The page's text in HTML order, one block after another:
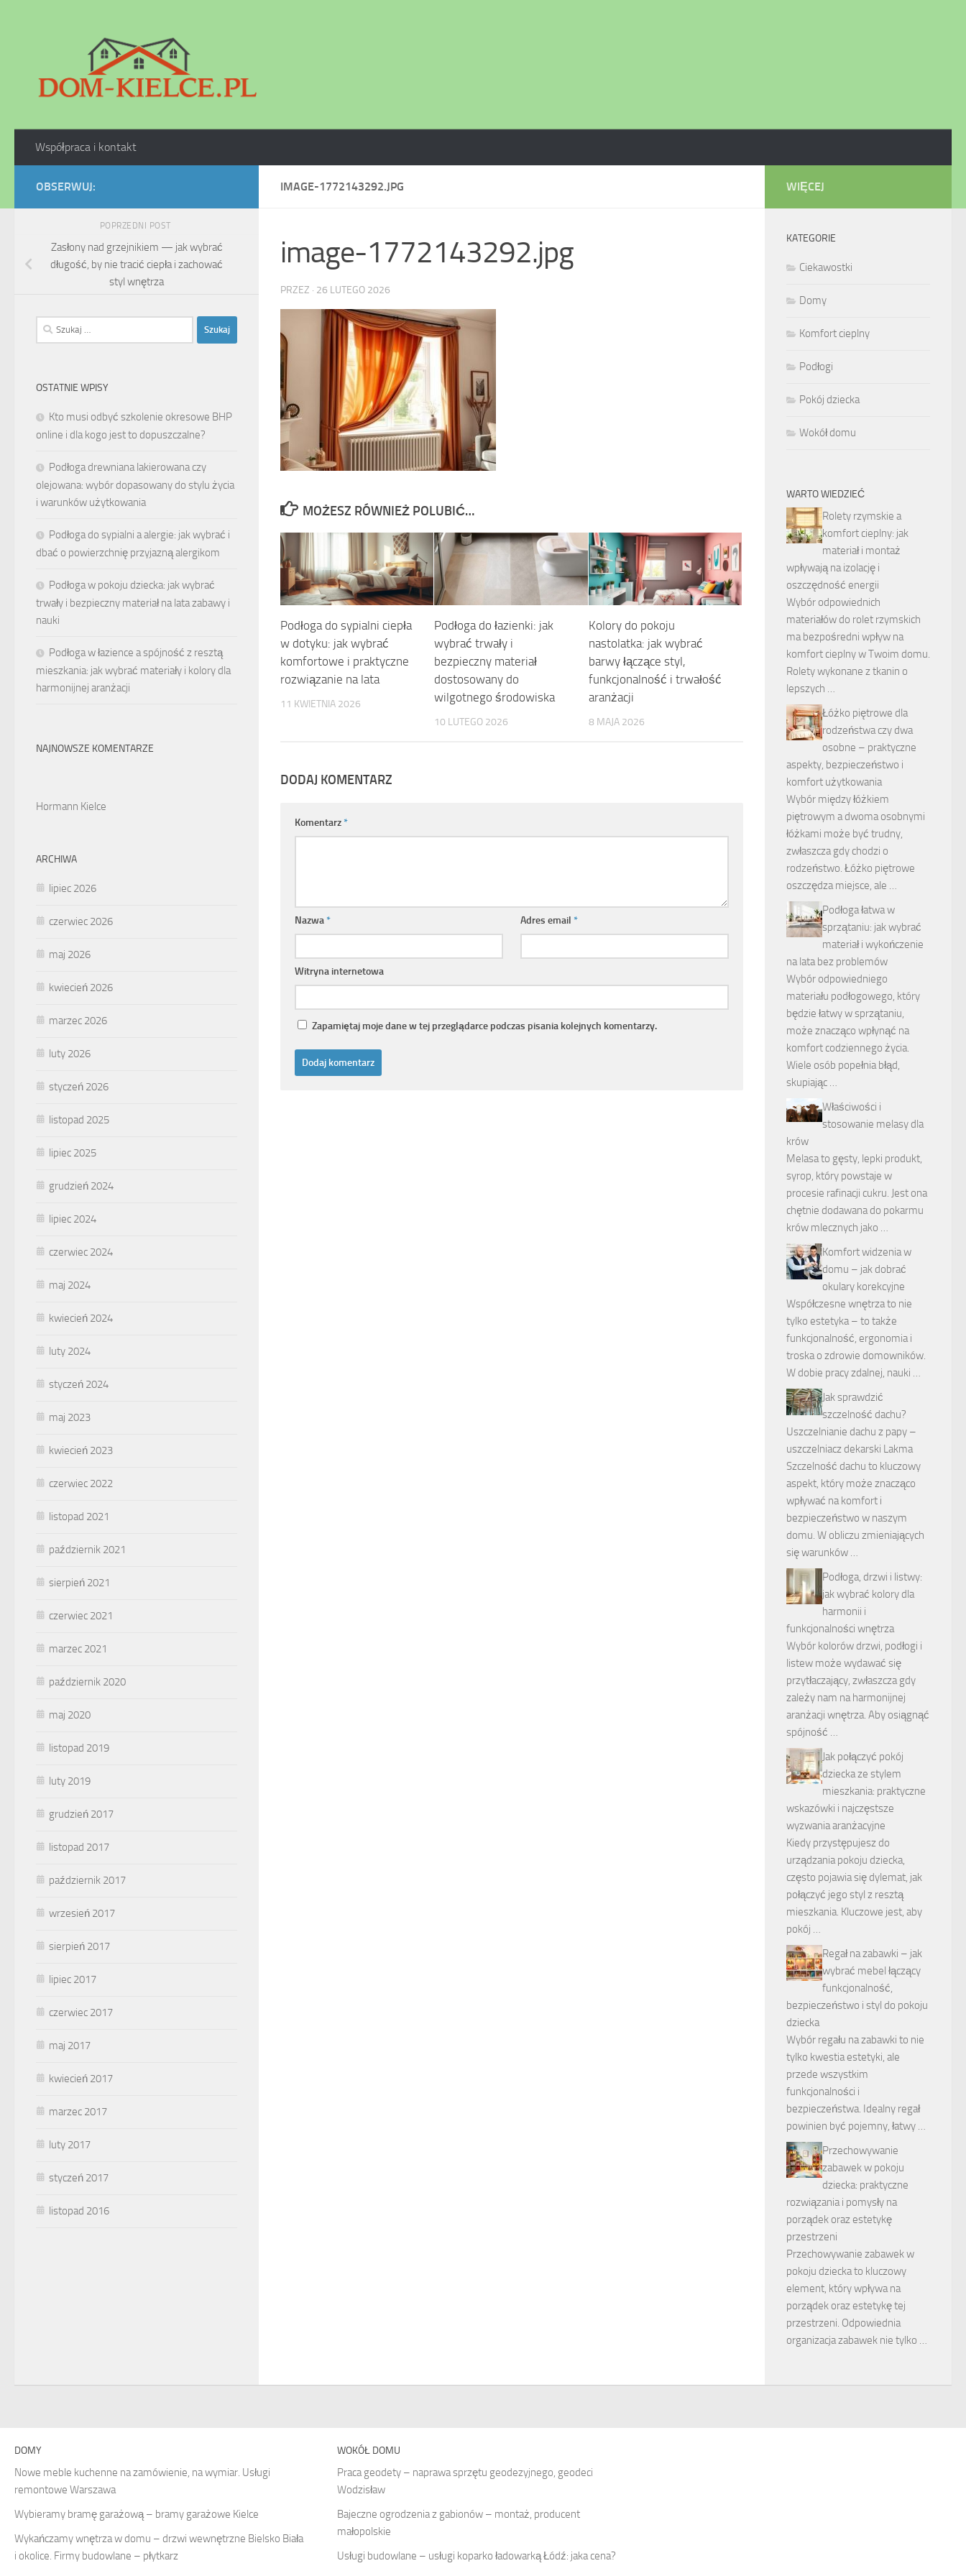
Współpraca i kontakt
IMAGE-1772143292.JPG
image-1772143292.jpg
PRZEZ · 26 LUTEGO 2026
MOŻESZ RÓWNIEŻ POLUBIĆ…
Podłoga do sypialni ciepła
w dotyku: jak wybrać
komfortowe i praktyczne
rozwiązanie na lata
11 KWIETNIA 2026
Podłoga do łazienki: jak
wybrać trwały i
bezpieczny materiał
dostosowany do
wilgotnego środowiska
10 LUTEGO 2026
Kolory do pokoju
nastolatka: jak wybrać
barwy łączące styl,
funkcjonalność i trwałość
aranżacji
8 MAJA 2026
DODAJ KOMENTARZ
Komentarz*
Nazwa* Adres email*
Witryna internetowa
Zapamiętaj moje dane w tej przeglądarce podczas pisania kolejnych komentarzy.
OBSERWUJ:
POPRZEDNI POST
Zasłony nad grzejnikiem — jak wybrać
długość, by nie tracić ciepła i zachować
styl wnętrza
Szukaj:
OSTATNIE WPISY
Kto musi odbyć szkolenie okresowe BHP
online i dla kogo jest to dopuszczalne?
Podłoga drewniana lakierowana czy
olejowana: wybór dopasowany do stylu życia
i warunków użytkowania
Podłoga do sypialni a alergie: jak wybrać i
dbać o powierzchnię przyjazną alergikom
Podłoga w pokoju dziecka: jak wybrać
trwały i bezpieczny materiał na lata zabawy i
nauki
Podłoga w łazience a spójność z resztą
mieszkania: jak wybrać materiały i kolory dla
harmonijnej aranżacji
NAJNOWSZE KOMENTARZE
Hormann Kielce
ARCHIWA
lipiec 2026
czerwiec 2026
maj 2026
kwiecień 2026
marzec 2026
luty 2026
styczeń 2026
listopad 2025
lipiec 2025
grudzień 2024
lipiec 2024
czerwiec 2024
maj 2024
kwiecień 2024
luty 2024
styczeń 2024
maj 2023
kwiecień 2023
czerwiec 2022
listopad 2021
październik 2021
sierpień 2021
czerwiec 2021
marzec 2021
październik 2020
maj 2020
listopad 2019
luty 2019
grudzień 2017
listopad 2017
październik 2017
wrzesień 2017
sierpień 2017
lipiec 2017
czerwiec 2017
maj 2017
kwiecień 2017
marzec 2017
luty 2017
styczeń 2017
listopad 2016
WIĘCEJ
KATEGORIE
Ciekawostki
Domy
Komfort cieplny
Podłogi
Pokój dziecka
Wokół domu
WARTO WIEDZIEĆ
Rolety rzymskie a
komfort cieplny: jak
materiał i montaż
wpływają na izolację i
oszczędność energii
Wybór odpowiednich
materiałów do rolet rzymskich
ma bezpośredni wpływ na
komfort cieplny w Twoim domu.
Rolety wykonane z tkanin o
lepszych …
Łóżko piętrowe dla
rodzeństwa czy dwa
osobne – praktyczne
aspekty, bezpieczeństwo i
komfort użytkowania
Wybór między łóżkiem
piętrowym a dwoma osobnymi
łóżkami może być trudny,
zwłaszcza gdy chodzi o
rodzeństwo. Łóżko piętrowe
oszczędza miejsce, ale …
Podłoga łatwa w
sprzątaniu: jak wybrać
materiał i wykończenie
na lata bez problemów
Wybór odpowiedniego
materiału podłogowego, który
będzie łatwy w sprzątaniu,
może znacząco wpłynąć na
komfort codziennego życia.
Wiele osób popełnia błąd,
skupiając …
Właściwości i
stosowanie melasy dla
krów
Melasa to gęsty, lepki produkt,
syrop, który powstaje w
procesie rafinacji cukru. Jest ona
chętnie dodawana do pokarmu
krów mlecznych jako …
Komfort widzenia w
domu – jak dobrać
okulary korekcyjne
Współczesne wnętrza to nie
tylko estetyka – to także
funkcjonalność, ergonomia i
troska o zdrowie domowników.
W dobie pracy zdalnej, nauki …
Jak sprawdzić
szczelność dachu?
Uszczelnianie dachu z papy –
uszczelniacz dekarski Lakma
Szczelność dachu to kluczowy
aspekt, który może znacząco
wpływać na komfort i
bezpieczeństwo w naszym
domu. W obliczu zmieniających
się warunków …
Podłoga, drzwi i listwy:
jak wybrać kolory dla
harmonii i
funkcjonalności wnętrza
Wybór kolorów drzwi, podłogi i
listew może wydawać się
przytłaczający, zwłaszcza gdy
zależy nam na harmonijnej
aranżacji wnętrza. Aby osiągnąć
spójność …
Jak połączyć pokój
dziecka ze stylem
mieszkania: praktyczne
wskazówki i najczęstsze
wyzwania aranżacyjne
Kiedy przystępujesz do
urządzania pokoju dziecka,
często pojawia się dylemat, jak
połączyć jego styl z resztą
mieszkania. Kluczowe jest, aby
pokój …
Regał na zabawki – jak
wybrać mebel łączący
funkcjonalność,
bezpieczeństwo i styl do pokoju
dziecka
Wybór regału na zabawki to nie
tylko kwestia estetyki, ale
przede wszystkim
funkcjonalności i
bezpieczeństwa. Idealny regał
powinien być pojemny, łatwy …
Przechowywanie
zabawek w pokoju
dziecka: praktyczne
rozwiązania i pomysły na
porządek oraz estetykę
przestrzeni
Przechowywanie zabawek w
pokoju dziecka to kluczowy
element, który wpływa na
porządek oraz estetykę tej
przestrzeni. Odpowiednia
organizacja zabawek nie tylko …
DOMY
Nowe meble kuchenne na zamówienie, na wymiar. Usługi
remontowe Warszawa
Wybieramy bramę garażową – bramy garażowe Kielce
Wykańczamy wnętrza w domu – drzwi wewnętrzne Bielsko Biała
i okolice. Firmy budowlane – płytkarz
WOKÓŁ DOMU
Praca geodety – naprawa sprzętu geodezyjnego, geodeci
Wodzisław
Bajeczne ogrodzenia z gabionów – montaż, producent
małopolskie
Usługi budowlane – usługi koparko ładowarką Łódź: jaka cena?